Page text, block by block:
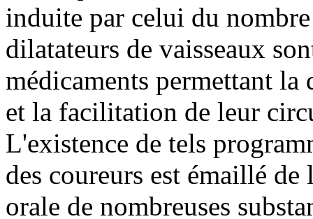
induite par celui du
dilatateurs de vaisseaux
médicaments permettant
et la facilitation de leur
L'existence de tels
des coureurs est émaillé
orale de nombreuses